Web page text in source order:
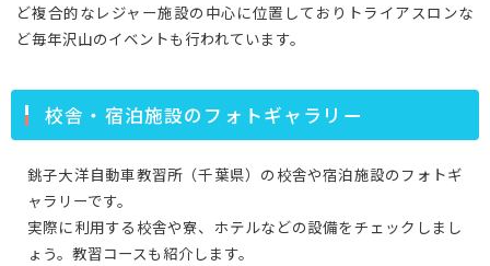
ど複合的なレジャー施設の中心に位置しておりトライアスロンな
ど毎年沢山のイベントも行われています。
校舎・宿泊施設のフォトギャラリー
銚子大洋自動車教習所（千葉県）の校舎や宿泊施設のフォトギ
ャラリーです。
実際に利用する校舎や寮、ホテルなどの設備をチェックしまし
ょう。教習コースも紹介します。